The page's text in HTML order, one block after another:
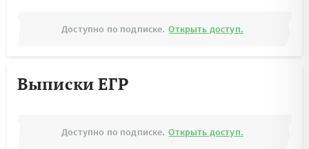
Доступно по подписке. Открыть доступ.
Выписки ЕГР
Доступно по подписке. Открыть доступ.